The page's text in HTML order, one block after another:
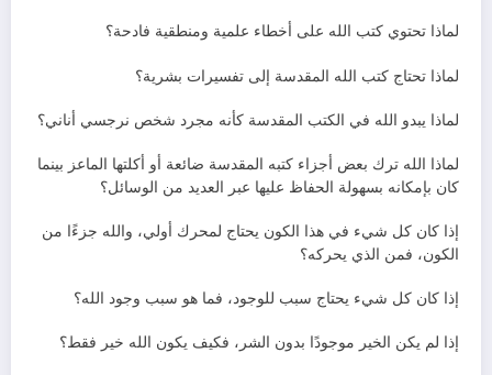
لماذا تحتوي كتب الله على أخطاء علمية ومنطقية فادحة؟
لماذا تحتاج كتب الله المقدسة إلى تفسيرات بشرية؟
لماذا يبدو الله في الكتب المقدسة كأنه مجرد شخص نرجسي أناني؟
لماذا الله ترك بعض أجزاء كتبه المقدسة ضائعة أو أكلتها الماعز بينما
كان بإمكانه بسهولة الحفاظ عليها عبر العديد من الوسائل؟
إذا كان كل شيء في هذا الكون يحتاج لمحرك أولي، والله جزءًا من
الكون، فمن الذي يحركه؟
إذا كان كل شيء يحتاج سبب للوجود، فما هو سبب وجود الله؟
إذا لم يكن الخير موجودًا بدون الشر، فكيف يكون الله خير فقط؟